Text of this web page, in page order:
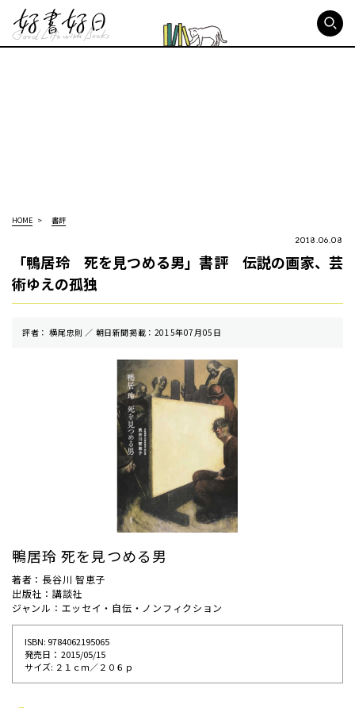
HOME 書評
2018.06.08
「鴨居玲 死を見つめる男」書評 伝説の画家、芸
術ゆえの孤独
評者： 横尾忠則 ／ 朝⽇新聞掲載：2015年07月05日
鴨居玲 死を見つめる男
著者：長谷川 智恵子
出版社：講談社
ジャンル：エッセイ・自伝・ノンフィクション
ISBN: 9784062195065
発売⽇： 2015/05/15
サイズ: ２１ｃｍ／２０６ｐ